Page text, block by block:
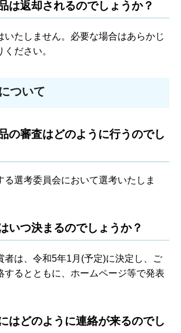
は返却されるのでしょうか？
いたしません。必要な場合はあらかじ
ださい。
ついて
の審査はどのように行うのでし
る選考委員会において選考いたしま
いつ決まるのでしょうか？
者は、令和5年1月(予定)に決定し、ご
するとともに、ホームページ等で発表
はどのように連絡が来るのでし